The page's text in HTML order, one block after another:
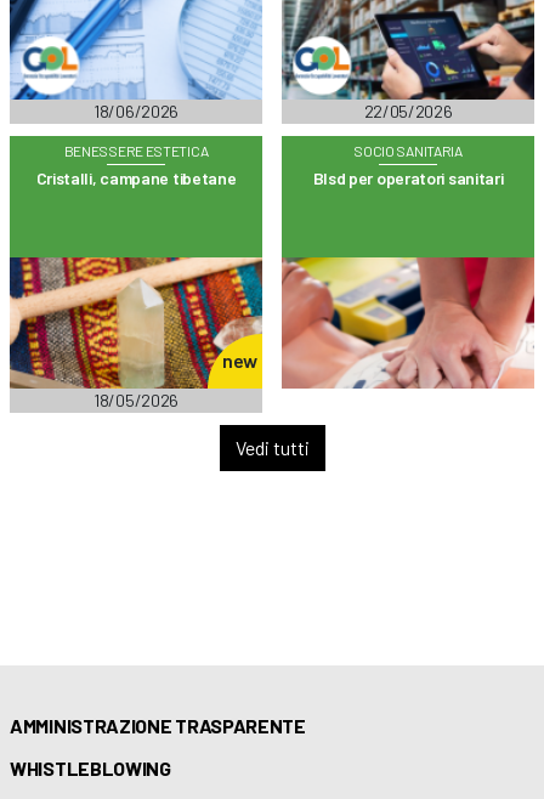
18/06/2026 22/05/2026
BENESSERE ESTETICA
Cristalli, campane tibetane
18/05/2026
new
SOCIO SANITARIA
Blsd per operatori sanitari
Vedi tutti
AMMINISTRAZIONE TRASPARENTE
WHISTLEBLOWING